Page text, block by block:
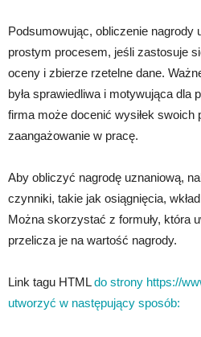
Podsumowując, obliczenie nagrody
prostym procesem, jeśli zastosuje
oceny i zbierze rzetelne dane.
była sprawiedliwa i motywująca dla
firma może docenić wysiłek
zaangażowanie w pracę.
Aby obliczyć nagrodę uznaniową,
czynniki, takie jak osiągnięcia,
Można skorzystać z formuły, która
przelicza je na wartość nagrody.
Link tagu HTMLdo strony https://
utworzyć w następujący sposób: